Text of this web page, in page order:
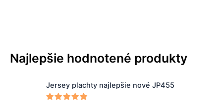
Najlepšie hodnotené produkty
Jersey plachty najlepšie nové JP455
P
r